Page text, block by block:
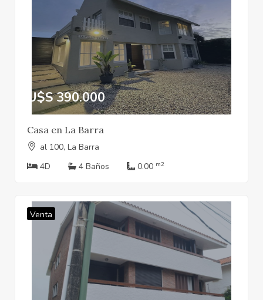
U$S 390.000
Casa en La Barra
al 100, La Barra
4D
4 Baños 0.00 m2
Venta